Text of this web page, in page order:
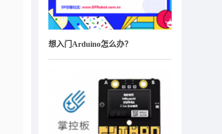
想入门Arduino怎么办？